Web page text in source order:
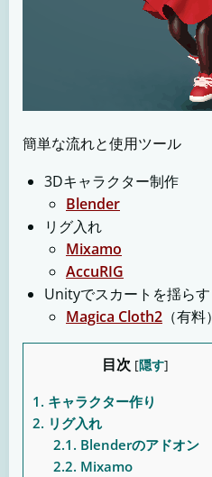
簡単な流れと使用ツール
3Dキャラクター制作
Blender
リグ入れ
Mixamo
AccuRIG
Unityでスカートを揺らす
Magica Cloth2 （有料）
目次 [隠す]
1. キャラクター作り
2. リグ入れ
2.1. Blenderのアドオン
2.2. Mixamo